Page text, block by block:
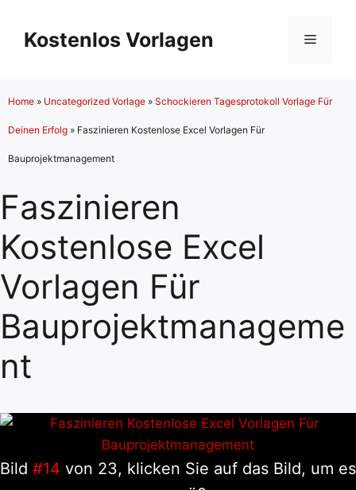
Inhalt
springen
Kostenlos Vorlagen Menü
Home » Uncategorized Vorlage » Schockieren Tagesprotokoll Vorlage Für
Deinen Erfolg » Faszinieren Kostenlose Excel Vorlagen Für
Bauprojektmanagement
Faszinieren
Kostenlose Excel
Vorlagen Für
Bauprojektmanageme
nt
Bild #14 von 23, klicken Sie auf das Bild, um es